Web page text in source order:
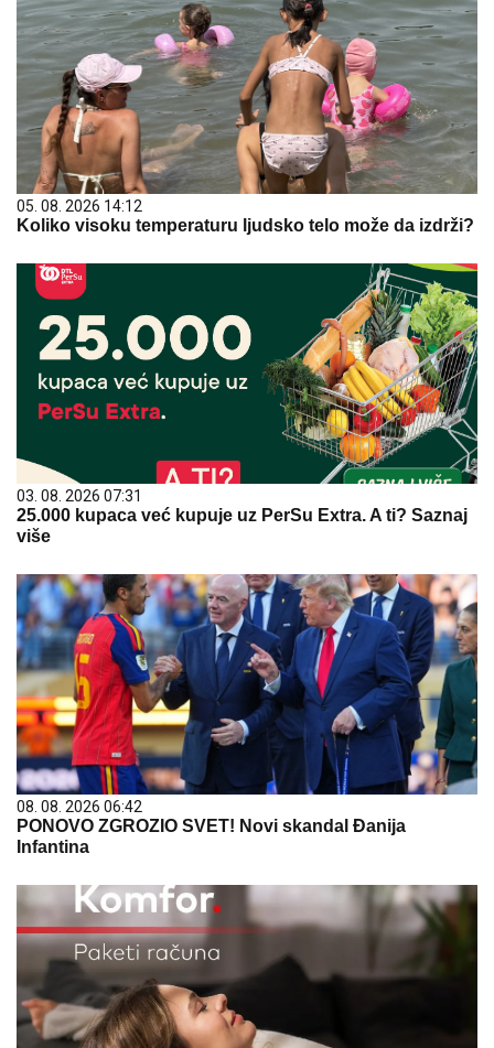
05. 08. 2026 14:12
Koliko visoku temperaturu ljudsko telo može da izdrži?
03. 08. 2026 07:31
25.000 kupaca već kupuje uz PerSu Extra. A ti? Saznaj
više
08. 08. 2026 06:42
PONOVO ZGROZIO SVET! Novi skandal Đanija
Infantina